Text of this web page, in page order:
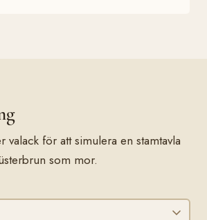
valack för att simulera en stamtavla
som mor.